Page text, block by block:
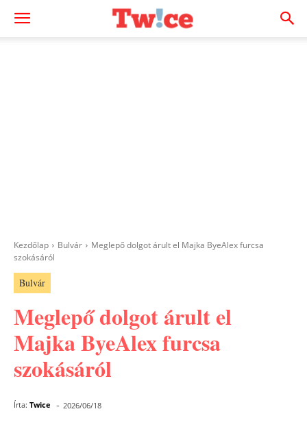
Kezdőlap Bulvár
Meglepő dolgot árult el Majka ByeAlex furcsa
szokásáról
Bulvár
Meglepő dolgot árult el
Majka ByeAlex furcsa
szokásáról
Írta: Twice - 2026/06/18